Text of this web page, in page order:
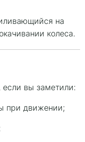
на
колеса.
вы заметили:
при движении;